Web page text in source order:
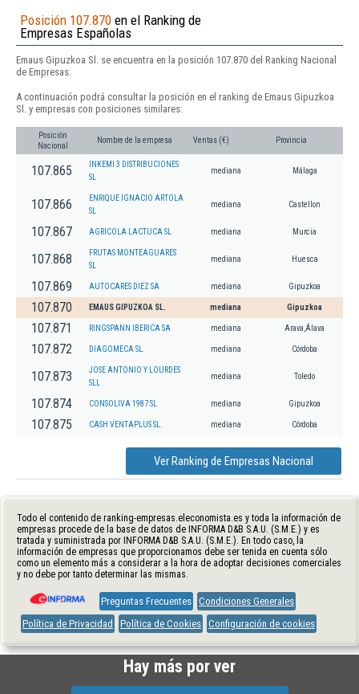
Posición 107.870 en el Ranking de
Empresas Españolas
Emaus Gipuzkoa Sl. se encuentra en la posición 107.870 del Ranking Nacional
de Empresas.
A continuación podrá consultar la posición en el ranking de Emaus Gipuzkoa
Sl. y empresas con posiciones similares:
Posición
Nacional
Nombre de la empresa Ventas (€) Provincia
107.865
INKEMI 3 DISTRIBUCIONES
SL
mediana Málaga
107.866
ENRIQUE IGNACIO ARTOLA
SL
mediana Castellon
107.867 AGRICOLA LACTUCA SL mediana Murcia
107.868
FRUTAS MONTEAGUARES
SL
mediana Huesca
107.869 AUTOCARES DIEZ SA mediana Gipuzkoa
107.870 EMAUS GIPUZKOA SL. mediana Gipuzkoa
107.871 RINGSPANN IBERICA SA mediana Arava,Álava
107.872 DIAGOMECA SL. mediana Córdoba
107.873
JOSE ANTONIO Y LOURDES
SLL
mediana Toledo
107.874 CONSOLIVA 1987 SL mediana Gipuzkoa
107.875 CASH VENTAPLUS SL. mediana Córdoba
Ver Ranking de Empresas Nacional
Todo el contenido de ranking-empresas.eleconomista.es y toda la información de
empresas procede de la base de datos de INFORMA D&B S.A.U. (S.M.E.) y es
tratada y suministrada por INFORMA D&B S.A.U. (S.M.E.). En todo caso, la
información de empresas que proporcionamos debe ser tenida en cuenta sólo
como un elemento más a considerar a la hora de adoptar decisiones comerciales
y no debe por tanto determinar las mismas.
Preguntas Frecuentes Condiciones Generales
Política de Privacidad
Política de Cookies Configuración de cookies
Hay más por ver